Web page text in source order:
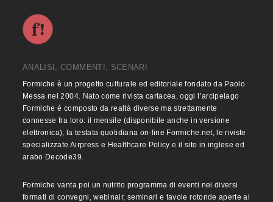
ANALISI, COMMENTI, SCENARI
Formiche è un progetto culturale ed editoriale fondato da Paolo
Messa nel 2004. Nato come rivista cartacea, oggi l’arcipelago
Formiche è composto da realtà diverse ma strettamente
connesse fra loro: il mensile (disponibile anche in versione
elettronica), la testata quotidiana on-line Formiche.net, le riviste
specializzate Airpress e Healthcare Policy e il sito in inglese ed
arabo Decode39.
Formiche vanta poi un nutrito programma di eventi nei diversi
formati di convegni, webinair, seminari e tavole rotonde aperte al